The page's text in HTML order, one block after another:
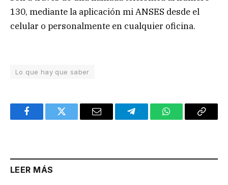
130, mediante la aplicación mi ANSES desde el
celular o personalmente en cualquier oficina.
Lo que hay que saber
FacebookTwitter Email TelegramWhatsAppCopy
LEER MÁS